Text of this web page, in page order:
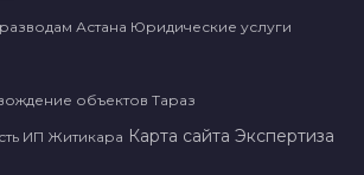
Астана Юридические услуги
объектов Тараз
ИП Житикара Карта сайта Экспертиза